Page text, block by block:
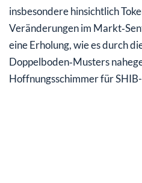
insbesondere hinsichtlich
Veränderungen im
eine Erholung, wie es durch
Doppelboden‑Musters
Hoffnungsschimmer für